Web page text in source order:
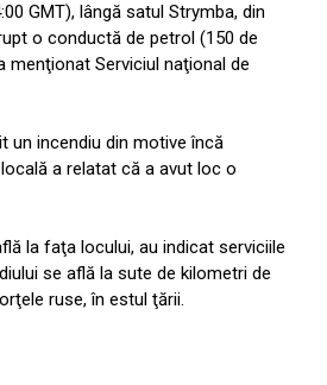
GMT), lângă satul Strymba, din
o conductă de petrol (150 de
menţionat Serviciul naţional de
un incendiu din motive încă
a relatat că a avut loc o
la faţa locului, au indicat serviciile
se află la sute de kilometri de
ruse, în estul ţării.